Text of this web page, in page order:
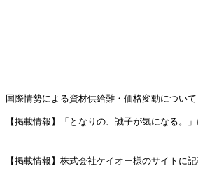
際情勢による資材供給難・価格変動について
掲載情報】「となりの、誠子が気になる。」
掲載情報】株式会社ケイオー様のサイトに記